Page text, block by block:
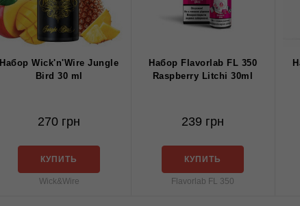
Набор Wick'n'Wire Jungle
Bird 30 ml
270 грн
КУПИТЬ
Wick&Wire
Набор Flavorlab FL 350
Raspberry Litchi 30ml
239 грн
КУПИТЬ
Flavorlab FL 350